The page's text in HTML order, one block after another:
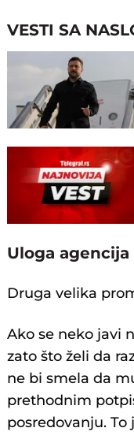
VESTI SA
Uloga
Druga velika
Ako se neko javi
zato što želi da
ne bi smela da
prethodnim
posredovanju. To